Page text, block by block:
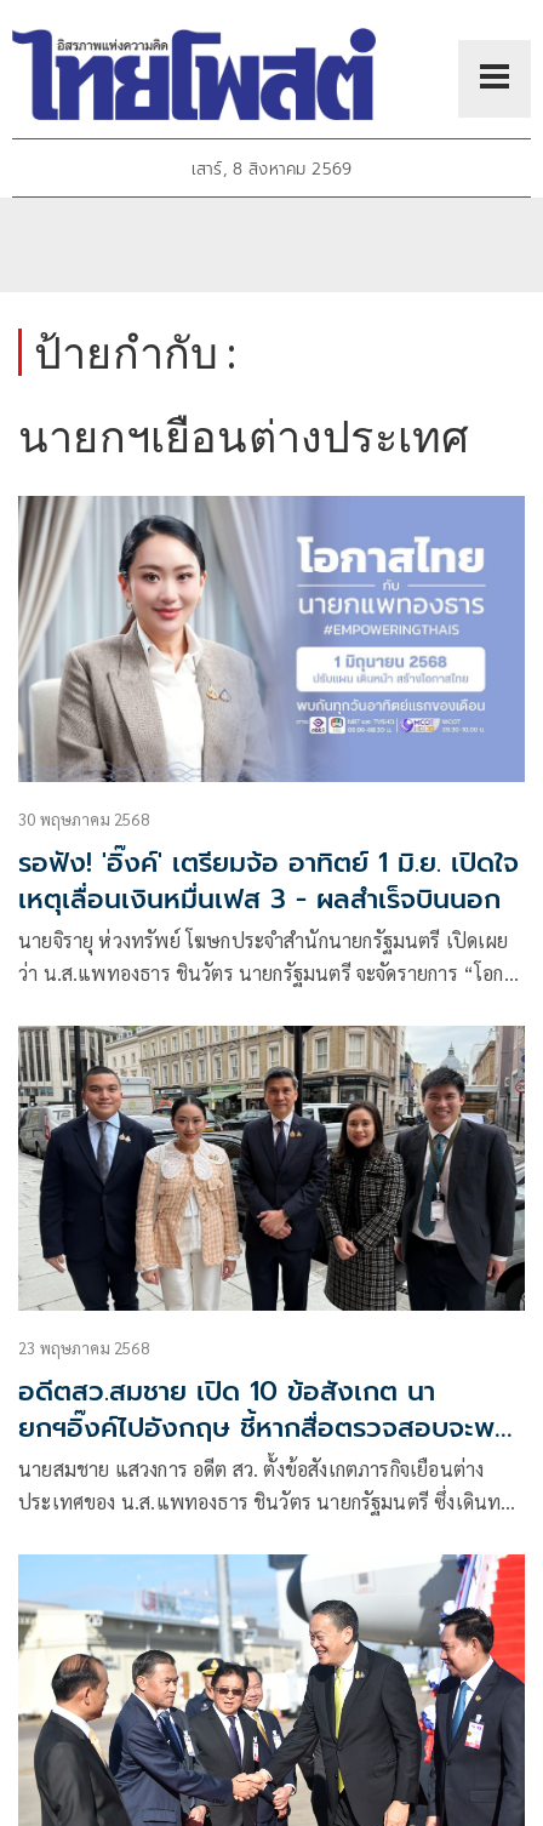
เสาร์, 8 สิงหาคม 2569
ป้ายกำกับ :
นายกฯเยือนต่างประเทศ
30 พฤษภาคม 2568
รอฟัง! 'อิ๊งค์' เตรียมจ้อ อาทิตย์ 1 มิ.ย. เปิดใจ
เหตุเลื่อนเงินหมื่นเฟส 3 - ผลสำเร็จบินนอก
นายจิรายุ ห่วงทรัพย์ โฆษกประจำสำนักนายกรัฐมนตรี เปิดเผย
ว่า น.ส.แพทองธาร ชินวัตร นายกรัฐมนตรี จะจัดรายการ “โอกาส
เป็นการจัดรายการของนายกรัฐมนตรีตอนที่ 5 ในวันอาทิตย์ที่ 1
มิถุนายน
23 พฤษภาคม 2568
อดีตสว.สมชาย เปิด 10 ข้อสังเกต นา
ยกฯอิ๊งค์ไปอังกฤษ ชี้หากสื่อตรวจสอบจะพบ
ความจริง
นายสมชาย แสวงการ อดีต สว. ตั้งข้อสังเกตภารกิจเยือนต่าง
ประเทศของ น.ส.แพทองธาร ชินวัตร นายกรัฐมนตรี ซึ่งเดินทาง